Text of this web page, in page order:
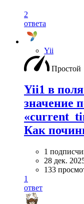
2
ответа
Yii
Простой
Yii1 в
значение
Как
1
28 дек.
133
1
ответ